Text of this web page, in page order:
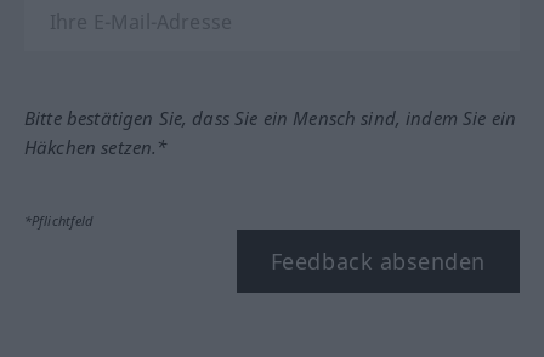
Bitte bestätigen Sie, dass Sie ein Mensch sind, indem Sie ein
Häkchen setzen.*
*Pflichtfeld
Feedback absenden